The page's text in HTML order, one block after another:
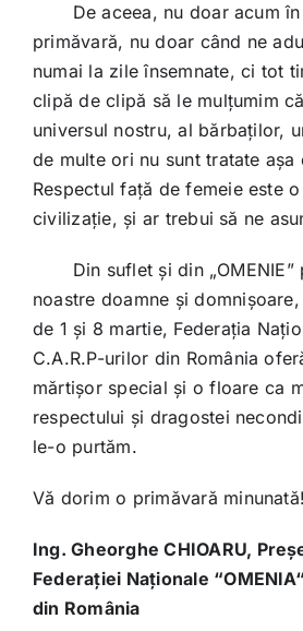
De aceea, nu doar acum în
primăvară, nu doar când ne
numai la zile însemnate, ci tot
clipă de clipă să le mulțumim
universul nostru, al bărbaților,
de multe ori nu sunt tratate așa
Respectul față de femeie este
civilizație, și ar trebui să ne
Din suflet și din „OMENIE”
noastre doamne și
de 1 şi 8 martie, Federația
C.A.R.P-urilor din România
mărtişor special şi o floare ca
respectului şi dragostei
le-o purtăm.
Vă dorim o primăvară minunată!
Ing. Gheorghe CHIOARU,
Federației Naționale
din România